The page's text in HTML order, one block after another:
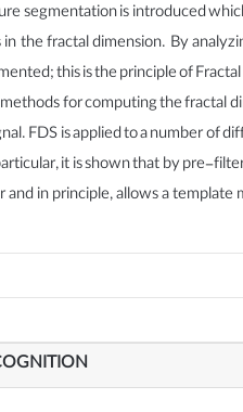
segmentation is introduced
the fractal dimension. By
this is the principle of
for computing the fractal
FDS is applied to a number of
it is shown that by pre-
in principle, allows a